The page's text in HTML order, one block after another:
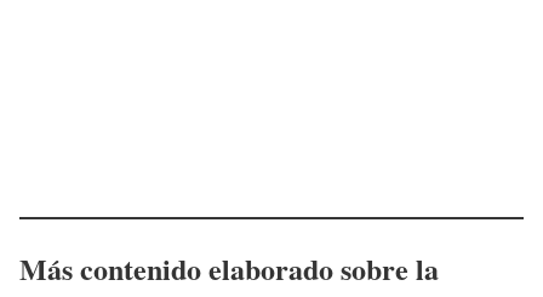
Más contenido elaborado sobre la